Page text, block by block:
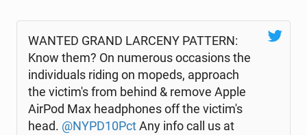
WANTED GRAND LARCENY PATTERN:
Know them? On nu­me­ro­us oc­ca­sions the
in­di­vi­du­als riding on mopeds, ap­pro­ach
the vic­ti­m's from behind & remove Apple
AirPod Max he­ad­pho­nes off the vic­ti­m's
head. @NYPD10PctAny info call us at